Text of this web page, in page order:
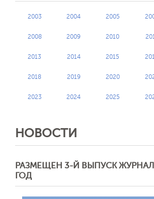
2003 2004 2005
2008 2009 2010
2013 2014 2015
2018 2019 2020
2023 2024 2025
НОВОСТИ
РАЗМЕЩЕН 3-Й ВЫПУСК
ГОД